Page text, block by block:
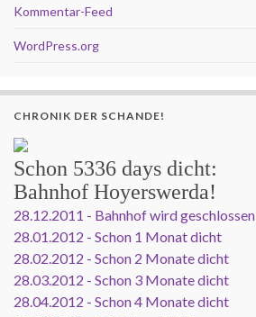
Kommentar-Feed
WordPress.org
CHRONIK DER SCHANDE!
Schon 5336 days dicht:
Bahnhof Hoyerswerda!
28.12.2011 - Bahnhof wird geschlossen
28.01.2012 - Schon 1 Monat dicht
28.02.2012 - Schon 2 Monate dicht
28.03.2012 - Schon 3 Monate dicht
28.04.2012 - Schon 4 Monate dicht